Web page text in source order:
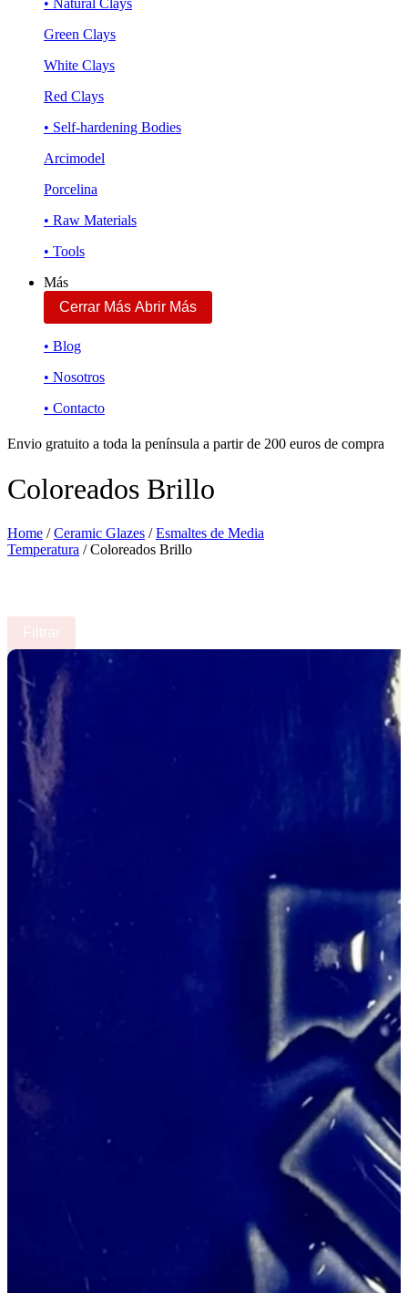
• Natural Clays
Green Clays
White Clays
Red Clays
• Self-hardening Bodies
Arcimodel
Porcelina
• Raw Materials
• Tools
Más
Cerrar Más Abrir Más
• Blog
• Nosotros
• Contacto
Envio gratuito a toda la península a partir de 200 euros de compra
Coloreados Brillo
Home /Ceramic Glazes /Esmaltes de Media
Temperatura / Coloreados Brillo
Filtrar